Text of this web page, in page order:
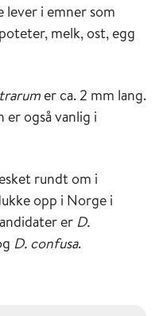
lever i emner som
melk, ost, egg
er ca. 2 mm lang.
også vanlig i
rundt om i
opp i Norge i
er D.
D. confusa.